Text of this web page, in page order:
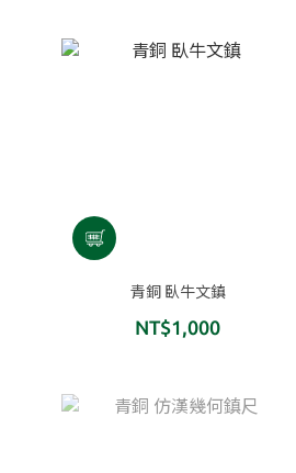
青銅 臥牛文鎮
NT$1,000